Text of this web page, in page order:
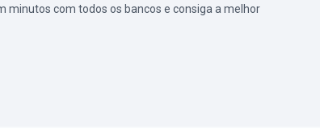
minutos com todos os bancos e consiga a melhor